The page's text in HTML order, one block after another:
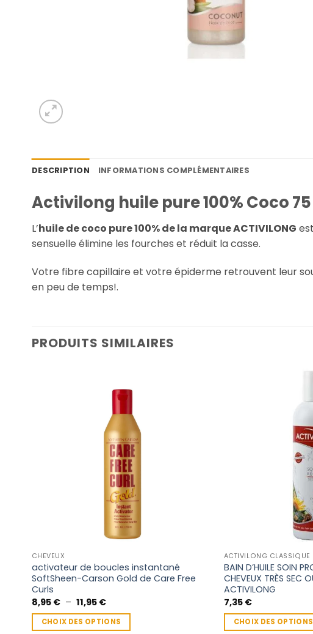
DESCRIPTION INFORMATIONS COMPLÉMENTAIRES
Activilong huile pure 100% Coco
L’huile de coco pure 100% de la marque ACTIVILONG
sensuelle élimine les fourches et réduit la casse.
Votre fibre capillaire et votre épiderme retrouvent leur
en peu de temps!.
PRODUITS SIMILAIRES
CHEVEUX
activateur de boucles instantané
SoftSheen-Carson Gold de Care Free
Curls
8,95 € – 11,95 €Plage
prix :
8,95 €
CHOIX DES OPTIONS
ACTIVILONG CLASSIQUE
BAIN D’HUILE SOIN
CHEVEUX TRÈS SEC
ACTIVILONG
7,35 €
CHOIX DES OPTIONS